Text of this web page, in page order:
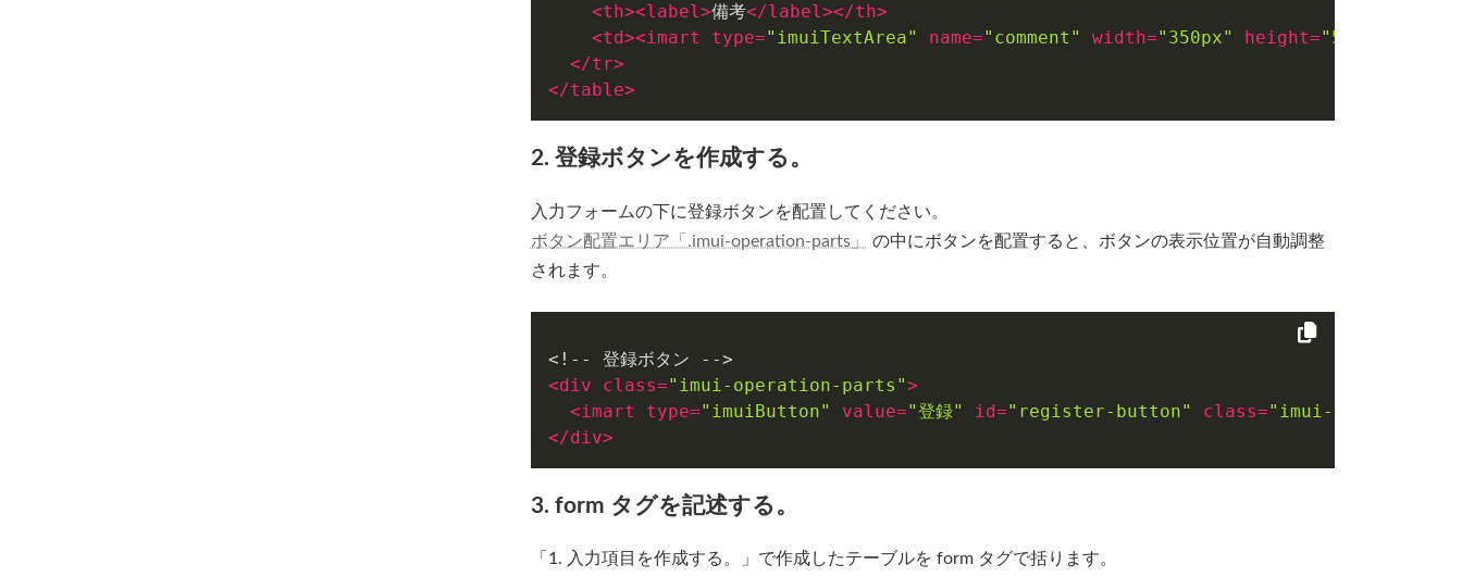
<th><label>備考</label></th>
<td><imart type="imuiTextArea" name="comment" width="350px" height="50px"
</tr>
</table>
2. 登録ボタンを作成する。
入力フォームの下に登録ボタンを配置してください。
ボタン配置エリア「.imui-operation-parts」
の中にボタンを配置すると、ボタンの表示位置が自動調整
されます。
<div class="imui-operation-parts">
<imart type="imuiButton" value="登録" id="register-button" class="imui-large-
</div>
3. form タグを記述する。
「1. 入力項目を作成する。」で作成したテーブルを form タグで括ります。